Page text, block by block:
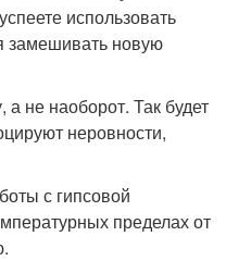
использовать
замешивать новую
не наоборот. Так будет
неровности,
с гипсовой
пределах от